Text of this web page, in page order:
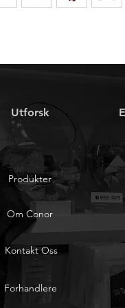
Utforsk
Produkter
Om Conor
Kontakt Oss
Forhandlere